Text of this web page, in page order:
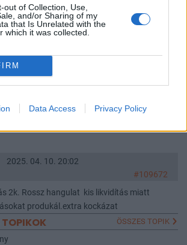
out of Collection, Use,
and/or Sharing of my
that Is Unrelated with the
which it was collected.
Data Access Privacy Policy
2025. 04. 15. 15:55
csak éppen a Rábát nem érdekli
csak bejön egyszer a jóslásaidból
#109676
1700?
2025. 04. 10. 20:02
#109672
2k. Rossz hangulat kis likvidítás miatt
produkál.extra kockázat
TOPIKOK ÖSSZES TOPIK